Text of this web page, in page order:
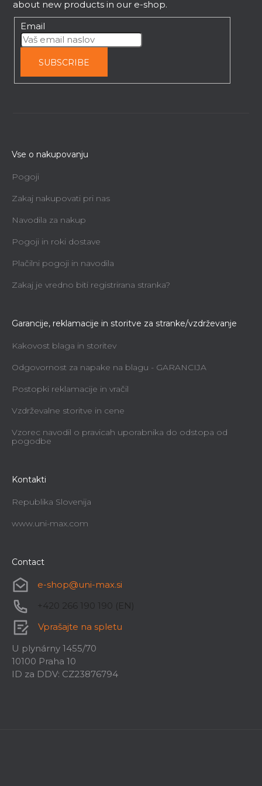
Po naročilu, v roku 2 tednov
77,17 €
Magnetni nastavljalnik nožev (2 kom)
Takoj dobavljivo
about new products in our e-shop.
Email
SUBSCRIBE
Vse o nakupovanju
Pogoji
Zakaj nakupovati pri nas
Navodila za nakup
Pogoji in roki dostave
Plačilni pogoji in navodila
Zakaj je vredno biti registrirana stranka?
Garancije, reklamacije in storitve za stranke/vzdrževanje
Kakovost blaga in storitev
Odgovornost za napake na blagu - GARANCIJA
Postopki reklamacije in vračil
Vzdrževalne storitve in cene
Vzorec navodil o pravicah uporabnika do odstopa od
pogodbe
Kontakti
Republika Slovenija
www.uni-max.com
Contact
e-shop@uni-max.si
+420 266 190 190 (EN)
Vprašajte na spletu
U plynárny 1455/70
10100 Praha 10
ID za DDV: CZ23876794